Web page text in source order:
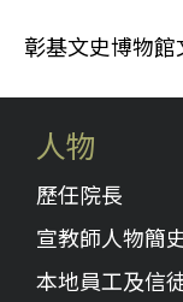
彰基文史博物館
人物
歷任院長
宣教師人物簡
本地員工及信